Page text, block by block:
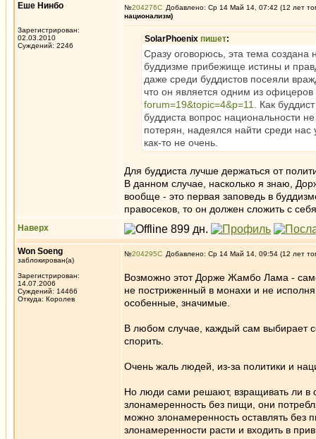
Еше Нинбо
Зарегистрирован:
02.03.2010
Суждений: 2246
№204276
Добавлено: Ср 14 Май 14, 07:42 (12 лет
национализм)
SolarPhoenix пишет:
Сразу оговорюсь, эта тема создана
буддизме прибежище истины и
даже среди буддистов посеяли
что он является одним из
forum=19&topic=4&p=11
. Как
буддиста вопрос национальности
потерян, надеялся найти среди
как-то не очень.
Для буддиста лучше держаться от
В данном случае, насколько я знаю,
вообще - это первая заповедь в
правосеков, то он должен сложить с
Наверх
Won Soeng
заблокирован(а)
Зарегистрирован:
14.07.2006
Суждений: 14466
Откуда: Королев
№204295 Добавлено: Ср 14 Май 14, 09:54 (12 лет
Возможно этот Дорже Жамбо Лама -
не постриженный в монахи и не
особенные, значимые.
В любом случае, каждый сам выбирает
спорить.
Очень жаль людей, из-за политики и
Но люди сами решают, взращивать ли в
злонамеренность без пищи, они
можно злонамеренность оставлять без
злонамеренности расти и входить в